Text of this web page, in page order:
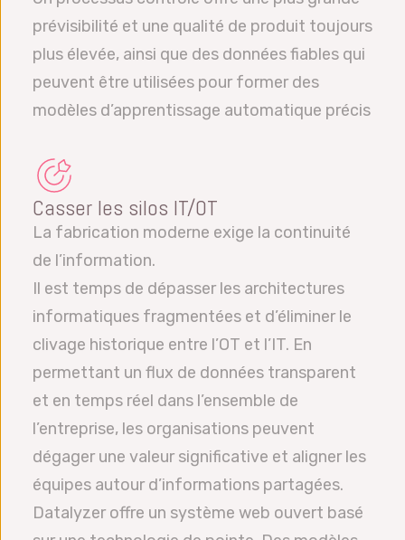
prévisibilité et une qualité de produit toujours
plus élevée, ainsi que des données fiables qui
peuvent être utilisées pour former des
modèles d’apprentissage automatique précis
Casser les silos IT/OT
La fabrication moderne exige la continuité
de l’information.
Il est temps de dépasser les architectures
informatiques fragmentées et d’éliminer le
clivage historique entre l’OT et l’IT. En
permettant un flux de données transparent
et en temps réel dans l’ensemble de
l’entreprise, les organisations peuvent
dégager une valeur significative et aligner les
équipes autour d’informations partagées.
Datalyzer offre un système web ouvert basé